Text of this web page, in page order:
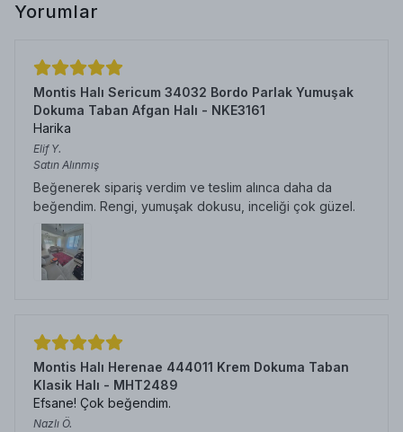
Yorumlar
Montis Halı Sericum 34032 Bordo Parlak Yumuşak
Dokuma Taban Afgan Halı - NKE3161
Harika
Elif Y.
Satın Alınmış
Beğenerek sipariş verdim ve teslim alınca daha da
beğendim. Rengi, yumuşak dokusu, inceliği çok güzel.
Montis Halı Herenae 444011 Krem Dokuma Taban
Klasik Halı - MHT2489
Efsane! Çok beğendim.
Nazlı Ö.